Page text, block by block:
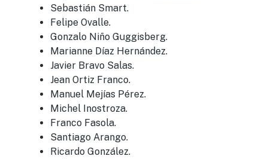
Sebastián Smart.
Felipe Ovalle.
Gonzalo Niño Guggisberg.
Marianne Díaz Hernández.
Javier Bravo Salas.
Jean Ortiz Franco.
Manuel Mejías Pérez.
Michel Inostroza.
Franco Fasola.
Santiago Arango.
Ricardo González.